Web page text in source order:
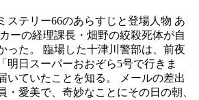
ステリー66のあらすじと登場人物 あ
ーの経理課長・畑野の絞殺死体が自
った。 臨場した十津川警部は、前夜
明日スーパーおおぞら5号で行きま
いていたことを知る。 メールの差出
・愛美で、奇妙なことにその日の朝、